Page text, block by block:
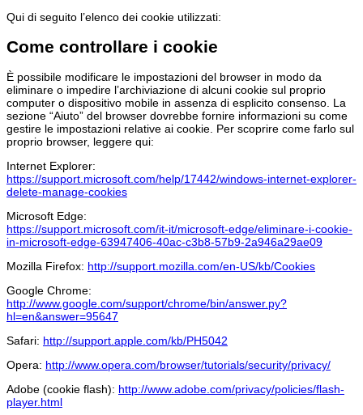
Qui di seguito l’elenco dei cookie utilizzati:
Come controllare i cookie
È possibile modificare le impostazioni del browser in modo da
eliminare o impedire l’archiviazione di alcuni cookie sul proprio
computer o dispositivo mobile in assenza di esplicito consenso. La
sezione “Aiuto” del browser dovrebbe fornire informazioni su come
gestire le impostazioni relative ai cookie. Per scoprire come farlo sul
proprio browser, leggere qui:
Internet Explorer:
https://support.microsoft.com/help/17442/windows-internet-explorer-
delete-manage-cookies
Microsoft Edge:
https://support.microsoft.com/it-it/microsoft-edge/eliminare-i-cookie-
in-microsoft-edge-63947406-40ac-c3b8-57b9-2a946a29ae09
Mozilla Firefox: http://support.mozilla.com/en-US/kb/Cookies
Google Chrome:
http://www.google.com/support/chrome/bin/answer.py?
hl=en&answer=95647
Safari: http://support.apple.com/kb/PH5042
Opera: http://www.opera.com/browser/tutorials/security/privacy/
Adobe (cookie flash): http://www.adobe.com/privacy/policies/flash-
player.html